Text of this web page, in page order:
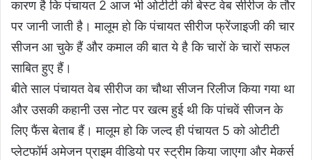
कारण है कि पंचायत 2 आज भी ओटीटी की बेस्ट वेब सीरीज के तौर
पर जानी जाती है। मालूम हो कि पंचायत सीरीज फ्रेंजाइजी की चार
सीजन आ चुके हैं और कमाल की बात ये है कि चारों के चारों सफल
साबित हुए हैं।
बीते साल पंचायत वेब सीरीज का चौथा सीजन रिलीज किया गया था
और उसकी कहानी उस नोट पर खत्म हुई थी कि पांचवें सीजन के
लिए फैंस बेताब हैं। मालूम हो कि जल्द ही पंचायत 5 को ओटीटी
प्लेटफॉर्म अमेजन प्राइम वीडियो पर स्ट्रीम किया जाएगा और मेकर्स